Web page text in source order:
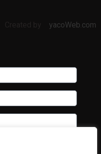
yacoWeb.com